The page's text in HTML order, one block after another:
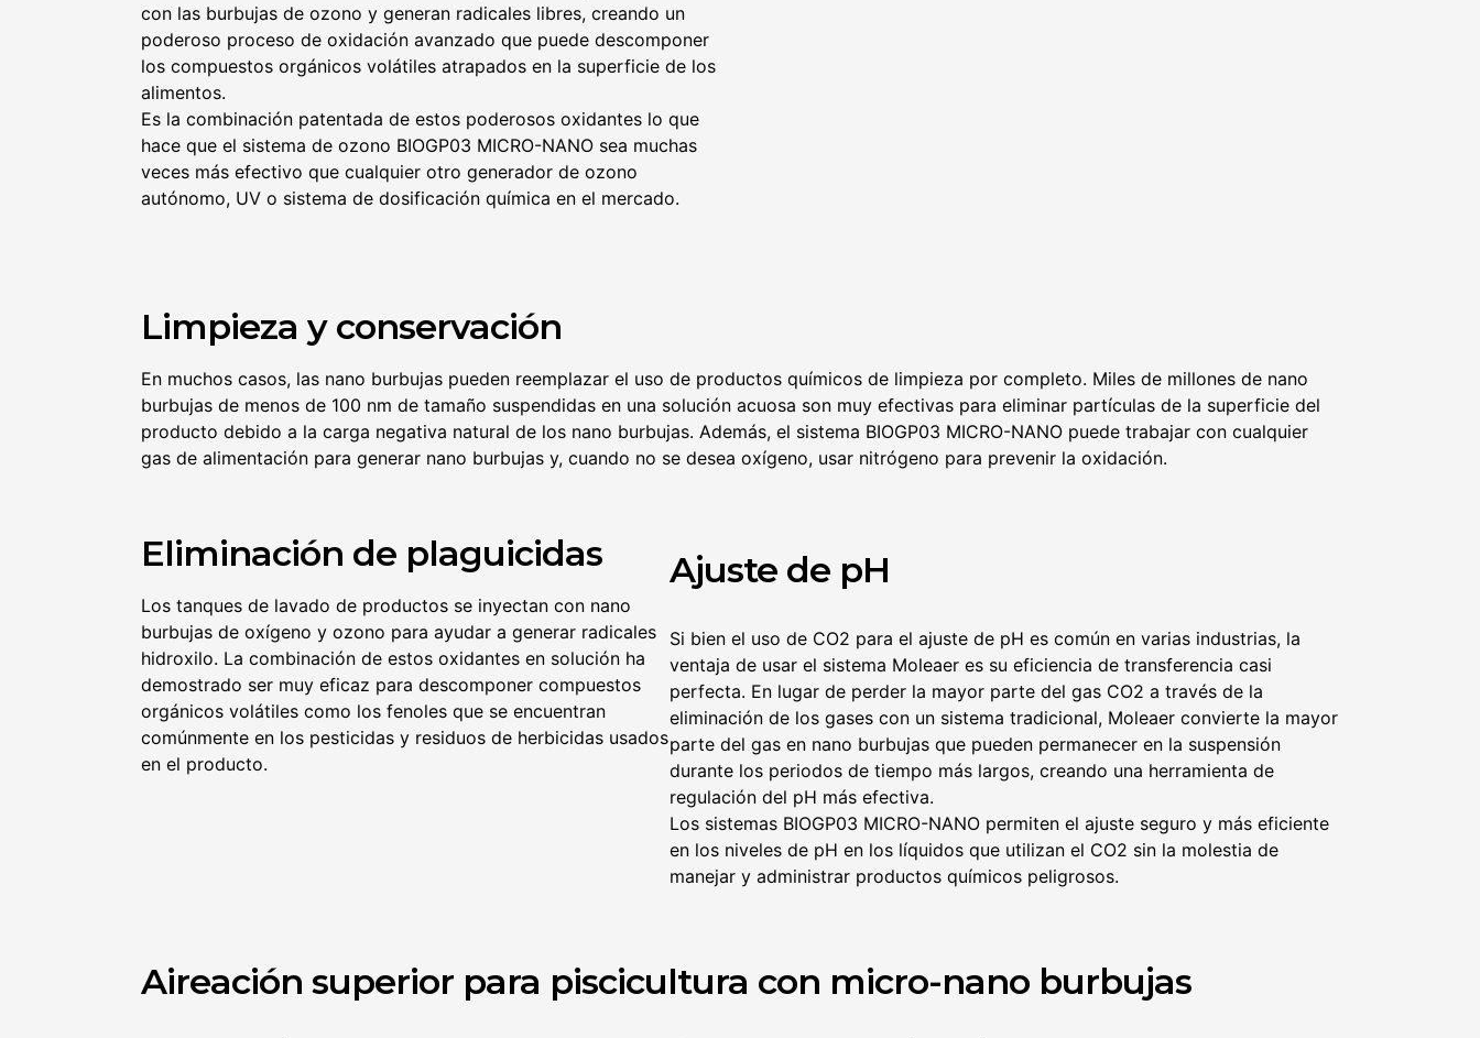
con las burbujas de ozono y generan radicales libres, creando un
poderoso proceso de oxidación avanzado que puede descomponer
los compuestos orgánicos volátiles atrapados en la superficie de los
alimentos.
Es la combinación patentada de estos poderosos oxidantes lo que
hace que el sistema de ozono BIOGP03 MICRO-NANO sea muchas
veces más efectivo que cualquier otro generador de ozono
autónomo, UV o sistema de dosificación química en el mercado.
Limpieza y conservación
En muchos casos, las nano burbujas pueden reemplazar el uso de productos químicos de limpieza por completo. Miles de millones de nano
burbujas de menos de 100 nm de tamaño suspendidas en una solución acuosa son muy efectivas para eliminar partículas de la superficie del
producto debido a la carga negativa natural de los nano burbujas. Además, el sistema BIOGP03 MICRO-NANO puede trabajar con cualquier
gas de alimentación para generar nano burbujas y, cuando no se desea oxígeno, usar nitrógeno para prevenir la oxidación.
Eliminación de plaguicidas
Los tanques de lavado de productos se inyectan con nano
burbujas de oxígeno y ozono para ayudar a generar radicales
hidroxilo. La combinación de estos oxidantes en solución ha
demostrado ser muy eficaz para descomponer compuestos
orgánicos volátiles como los fenoles que se encuentran
comúnmente en los pesticidas y residuos de herbicidas usados
en el producto.
Ajuste de pH
Si bien el uso de CO2 para el ajuste de pH es común en varias industrias, la
ventaja de usar el sistema Moleaer es su eficiencia de transferencia casi
perfecta. En lugar de perder la mayor parte del gas CO2 a través de la
eliminación de los gases con un sistema tradicional, Moleaer convierte la mayor
parte del gas en nano burbujas que pueden permanecer en la suspensión
durante los periodos de tiempo más largos, creando una herramienta de
regulación del pH más efectiva.
Los sistemas BIOGP03 MICRO-NANO permiten el ajuste seguro y más eficiente
en los niveles de pH en los líquidos que utilizan el CO2 sin la molestia de
manejar y administrar productos químicos peligrosos.
Aireación superior para piscicultura con micro-nano burbujas